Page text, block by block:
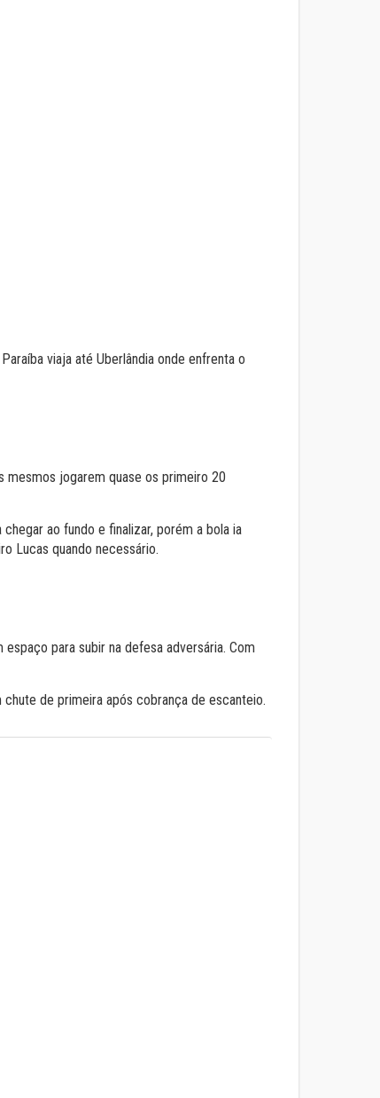
viaja até Uberlândia onde enfrenta o
mesmos jogarem quase os primeiro 20
ao fundo e finalizar, porém a bola ia
Lucas quando necessário.
para subir na defesa adversária. Com
de primeira após cobrança de escanteio.